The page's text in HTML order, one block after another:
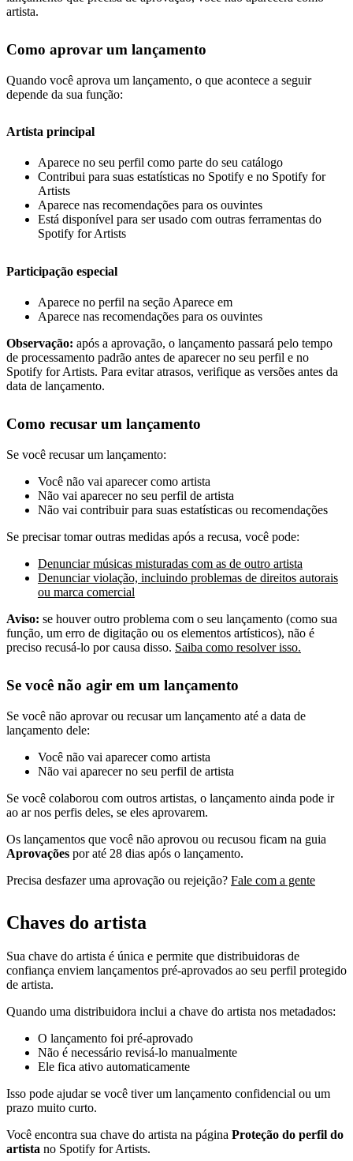
artista.
Como aprovar um lançamento
Quando você aprova um lançamento, o que acontece a seguir
depende da sua função:
Artista principal
Aparece no seu perfil como parte do seu catálogo
Contribui para suas estatísticas no Spotify e no Spotify for
Artists
Aparece nas recomendações para os ouvintes
Está disponível para ser usado com outras ferramentas do
Spotify for Artists
Participação especial
Aparece no perfil na seção Aparece em
Aparece nas recomendações para os ouvintes
Observação: após a aprovação, o lançamento passará pelo tempo
de processamento padrão antes de aparecer no seu perfil e no
Spotify for Artists. Para evitar atrasos, verifique as versões antes da
data de lançamento.
Como recusar um lançamento
Se você recusar um lançamento:
Você não vai aparecer como artista
Não vai aparecer no seu perfil de artista
Não vai contribuir para suas estatísticas ou recomendações
Se precisar tomar outras medidas após a recusa, você pode:
Denunciar músicas misturadas com as de outro artista
Denunciar violação, incluindo problemas de direitos autorais
ou marca comercial
Aviso: se houver outro problema com o seu lançamento (como sua
função, um erro de digitação ou os elementos artísticos), não é
preciso recusá-lo por causa disso. Saiba como resolver isso.
Se você não agir em um lançamento
Se você não aprovar ou recusar um lançamento até a data de
lançamento dele:
Você não vai aparecer como artista
Não vai aparecer no seu perfil de artista
Se você colaborou com outros artistas, o lançamento ainda pode ir
ao ar nos perfis deles, se eles aprovarem.
Os lançamentos que você não aprovou ou recusou ficam na guia
Aprovações por até 28 dias após o lançamento.
Precisa desfazer uma aprovação ou rejeição? Fale com a gente
Chaves do artista
Sua chave do artista é única e permite que distribuidoras de
confiança enviem lançamentos pré-aprovados ao seu perfil protegido
de artista.
Quando uma distribuidora inclui a chave do artista nos metadados:
O lançamento foi pré-aprovado
Não é necessário revisá-lo manualmente
Ele fica ativo automaticamente
Isso pode ajudar se você tiver um lançamento confidencial ou um
prazo muito curto.
Você encontra sua chave do artista na página Proteção do perfil do
artista no Spotify for Artists.